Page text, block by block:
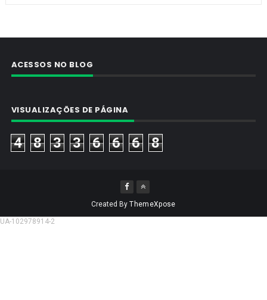
ACESSOS NO BLOG
VISUALIZAÇÕES DE PÁGINA
4 8 3 3 6 6 6 8
Created ByThemeXpose
UA-102978914-2